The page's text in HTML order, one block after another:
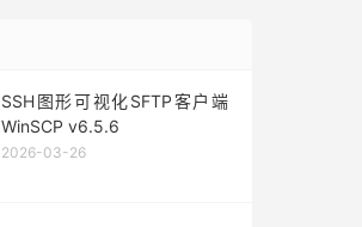
SSH图形可视化SFTP客户端
WinSCP v6.5.6
2026-03-26